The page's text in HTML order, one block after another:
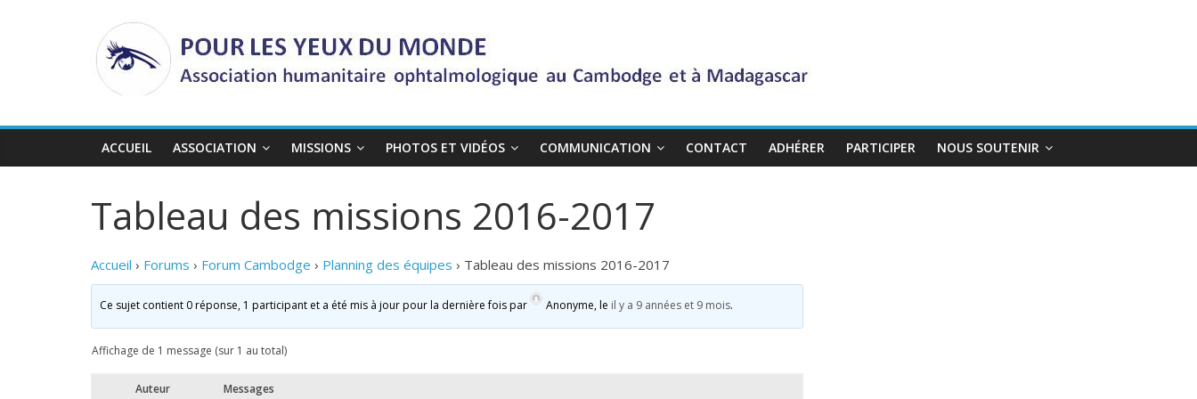
ACCUEIL ASSOCIATION MISSIONS PHOTOS ET VIDÉOS COMMUNICATION CONTACT ADHÉRER PARTICIPER NOUS SOUTENIR
Tableau des missions 2016-2017
Accueil › Forums › Forum Cambodge › Planning des équipes › Tableau des missions 2016-2017
Ce sujet contient 0 réponse, 1 participant et a été mis à jour pour la dernière fois par Anonyme, le il y a 9 années et 9 mois.
Affichage de 1 message (sur 1 au total)
Auteur
Messages